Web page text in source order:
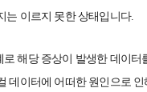
는 이르지 못한 상태입니다.
해당 증상이 발생한 데이터
데이터에 어떠한 원인으로